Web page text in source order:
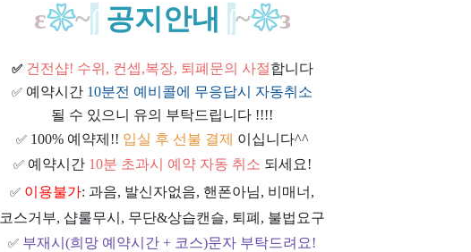
ε❀~∫ 공지안내 ∫~❀з
✅ 건전샵! 수위, 컨셉,복장, 퇴폐문의 사절합니다
✅ 예약시간 10분전 예비콜에 무응답시 자동취소
될 수 있으니 유의 부탁드립니다 !!!!
✅ 100% 예약제!! 입실 후 선불 결제 이십니다^^
✅ 예약시간 10분 초과시 예약 자동 취소 되세요!
✅ 이용불가: 과음, 발신자없음, 핸폰아님, 비매너,
코스거부, 샵룰무시, 무단&상습캔슬, 퇴폐, 불법요구
✅ 부재시(희망 예약시간 + 코스)문자 부탁드려요!